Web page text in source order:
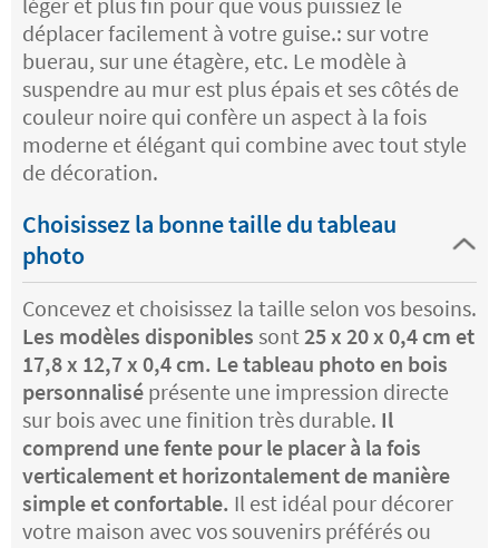
déplacer facilement à votre guise.: sur votre
buerau, sur une étagère, etc. Le modèle à
suspendre au mur est plus épais et ses côtés de
couleur noire qui confère un aspect à la fois
moderne et élégant qui combine avec tout style
de décoration.
Choisissez la bonne taille du tableau
photo
Concevez et choisissez la taille selon vos besoins.
Les modèles disponibles sont 25 x 20 x 0,4 cm et
17,8 x 12,7 x 0,4 cm. Le tableau photo en bois
personnalisé présente une impression directe
sur bois avec une finition très durable. Il
comprend une fente pour le placer à la fois
verticalement et horizontalement de manière
simple et confortable. Il est idéal pour décorer
votre maison avec vos souvenirs préférés ou